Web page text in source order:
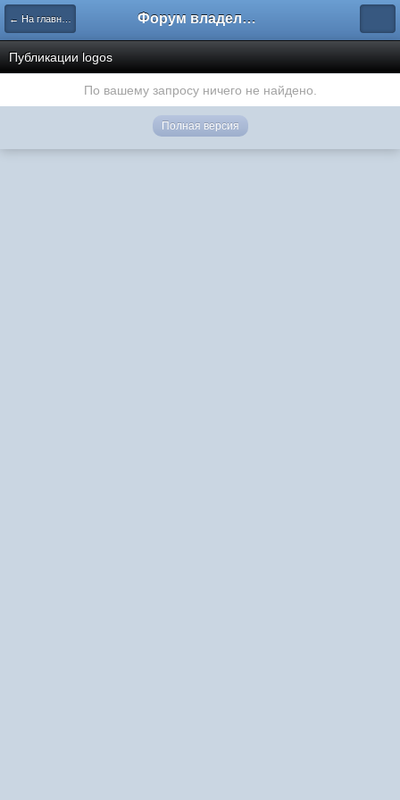
← На главную Форум владельцев интернет-магазинов
Публикации logos
По вашему запросу ничего не найдено.
Полная версия